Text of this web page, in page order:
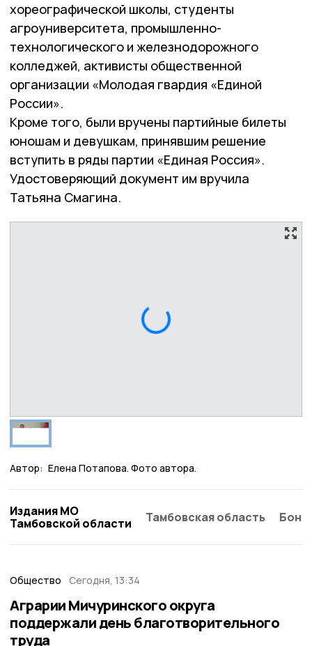
хореографической школы, студенты
агроуниверситета, промышленно-
технологического и железнодорожного
колледжей, активисты общественной
организации «Молодая гвардия «Единой
России».
Кроме того, были вручены партийные билеты
юношам и девушкам, принявшим решение
вступить в ряды партии «Единая Россия».
Удостоверяющий документ им вручила
Татьяна Смагина.
Автор: Елена Потапова. Фото автора.
Издания МО
Тамбовской области
Тамбовская область
Общество Сегодня, 13:34
Аграрии Мичуринского округа
поддержали день благотворительного
труда